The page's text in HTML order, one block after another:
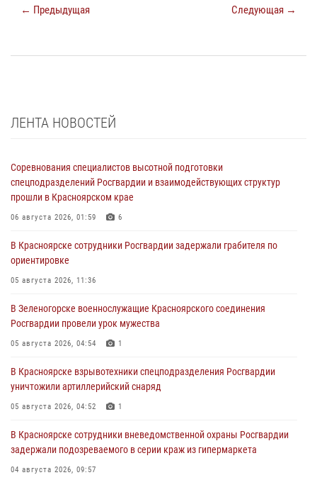
← Предыдущая Следующая →
ЛЕНТА НОВОСТЕЙ
Соревнования специалистов высотной подготовки
спецподразделений Росгвардии и взаимодействующих структур
прошли в Красноярском крае
06 августа 2026, 01:59 6
В Красноярске сотрудники Росгвардии задержали грабителя по
ориентировке
05 августа 2026, 11:36
В Зеленогорске военнослужащие Красноярского соединения
Росгвардии провели урок мужества
05 августа 2026, 04:54 1
В Красноярске взрывотехники спецподразделения Росгвардии
уничтожили артиллерийский снаряд
05 августа 2026, 04:52 1
В Красноярске сотрудники вневедомственной охраны Росгвардии
задержали подозреваемого в серии краж из гипермаркета
04 августа 2026, 09:57